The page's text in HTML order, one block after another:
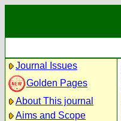
Journal Issues
Golden Pages
About This journal
Aims and Scope